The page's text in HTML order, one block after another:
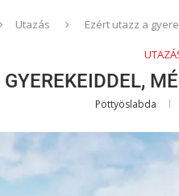
Utazás Ezért utazz a
Pöttyöslabda